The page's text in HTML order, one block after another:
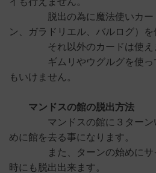
脱出の為に魔法使いカード
ン、ガラドリエル、バルログ）を
それ以外のカードは使えま
ギムリやウグルグを使って
もいけません。
マンドスの館の脱出方法
マンドスの館に３ターンい
めに館を去る事になります。
また、ターンの始めにサイ
時にも脱出出来ます。